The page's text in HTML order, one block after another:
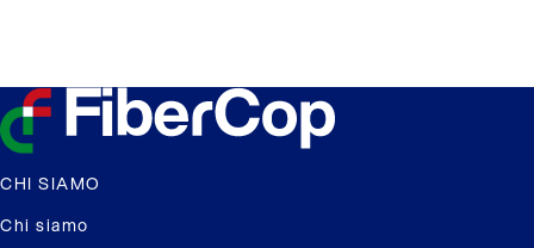
CHI SIAMO
Chi siamo